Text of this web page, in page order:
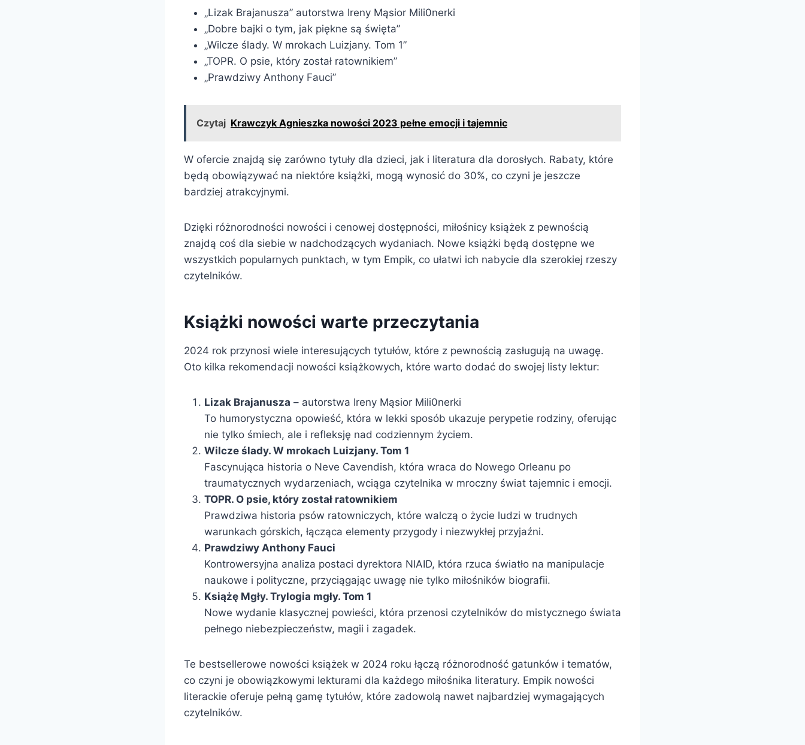
„Lizak Brajanusza” autorstwa Ireny Mąsior Mili0nerki
„Dobre bajki o tym, jak piękne są święta”
„Wilcze ślady. W mrokach Luizjany. Tom 1”
„TOPR. O psie, który został ratownikiem”
„Prawdziwy Anthony Fauci”
Czytaj Krawczyk Agnieszka nowości 2023 pełne emocji i tajemnic
W ofercie znajdą się zarówno tytuły dla dzieci, jak i literatura dla dorosłych. Rabaty, które
będą obowiązywać na niektóre książki, mogą wynosić do 30%, co czyni je jeszcze
bardziej atrakcyjnymi.
Dzięki różnorodności nowości i cenowej dostępności, miłośnicy książek z pewnością
znajdą coś dla siebie w nadchodzących wydaniach. Nowe książki będą dostępne we
wszystkich popularnych punktach, w tym Empik, co ułatwi ich nabycie dla szerokiej rzeszy
czytelników.
Książki nowości warte przeczytania
2024 rok przynosi wiele interesujących tytułów, które z pewnością zasługują na uwagę.
Oto kilka rekomendacji nowości książkowych, które warto dodać do swojej listy lektur:
Lizak Brajanusza – autorstwa Ireny Mąsior Mili0nerki
To humorystyczna opowieść, która w lekki sposób ukazuje perypetie rodziny, oferując
nie tylko śmiech, ale i refleksję nad codziennym życiem.
Wilcze ślady. W mrokach Luizjany. Tom 1
Fascynująca historia o Neve Cavendish, która wraca do Nowego Orleanu po
traumatycznych wydarzeniach, wciąga czytelnika w mroczny świat tajemnic i emocji.
TOPR. O psie, który został ratownikiem
Prawdziwa historia psów ratowniczych, które walczą o życie ludzi w trudnych
warunkach górskich, łącząca elementy przygody i niezwykłej przyjaźni.
Prawdziwy Anthony Fauci
Kontrowersyjna analiza postaci dyrektora NIAID, która rzuca światło na manipulacje
naukowe i polityczne, przyciągając uwagę nie tylko miłośników biografii.
Książę Mgły. Trylogia mgły. Tom 1
Nowe wydanie klasycznej powieści, która przenosi czytelników do mistycznego świata
pełnego niebezpieczeństw, magii i zagadek.
Te bestsellerowe nowości książek w 2024 roku łączą różnorodność gatunków i tematów,
co czyni je obowiązkowymi lekturami dla każdego miłośnika literatury. Empik nowości
literackie oferuje pełną gamę tytułów, które zadowolą nawet najbardziej wymagających
czytelników.